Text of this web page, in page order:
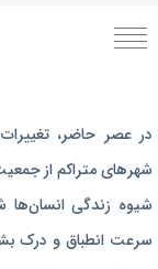
رژیم غذایی بارداری
برنامه رژیم درمانی
برنامه تمرین بدنسازی
در عصر حاضر،‌
شهرهای متراکم از
شیوه زندگی
سرعت انطباق و درک